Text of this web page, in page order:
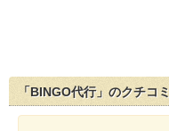
「BINGO代行」のクチコミ